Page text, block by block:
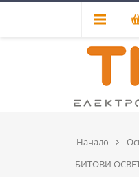
Начало
БИТОВИ